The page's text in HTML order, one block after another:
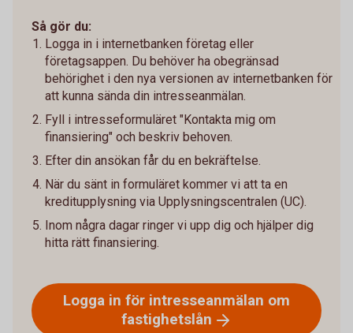
Så gör du:
Logga in i internetbanken företag eller
företagsappen. Du behöver ha obegränsad
behörighet i den nya versionen av internetbanken för
att kunna sända din intresseanmälan.
Fyll i intresseformuläret "Kontakta mig om
finansiering" och beskriv behoven.
Efter din ansökan får du en bekräftelse.
När du sänt in formuläret kommer vi att ta en
kreditupplysning via Upplysningscentralen (UC).
Inom några dagar ringer vi upp dig och hjälper dig
hitta rätt finansiering.
Logga in för intresseanmälan om
fastighetslån